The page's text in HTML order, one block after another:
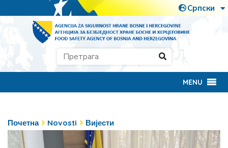
MENU
Почетна Novosti Вијести